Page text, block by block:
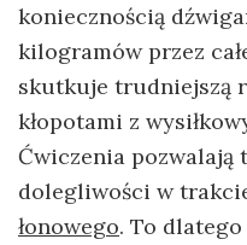
koniecznością
kilogramów przez
skutkuje trudniejszą
kłopotami z
Ćwiczenia pozwalają
dolegliwości w
łonowego. To